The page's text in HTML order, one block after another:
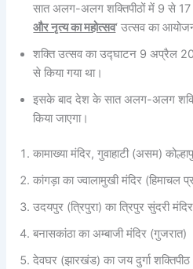
सात अलग-अलग शक्तिपीठों में 9 से
और नृत्य का महोत्सव‘ उत्सव का
शक्ति उत्सव का उद्घाटन 9 अप्रैल
से किया गया था।
इसके बाद देश के सात अलग-अलग
किया जाएगा।
कामाख्या मंदिर, गुवाहाटी (असम)
कांगड़ा का ज्वालामुखी मंदिर (हिमाचल
उदयपुर (त्रिपुरा) का त्रिपुर सुंदरी मंदिर
बनासकांठा का अम्बाजी मंदिर (गुजरात)
देवघर (झारखंड) का जय दुर्गा शक्तिपीठ